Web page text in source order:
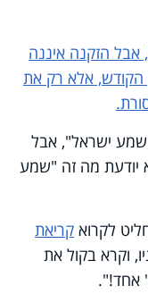
אבל הזקנה איננה
הקודש, אלא רק את
ישראל", אבל
יודעת מה זה "שמע
לקרוא קריאת
וקרא בקול את
אחד!".